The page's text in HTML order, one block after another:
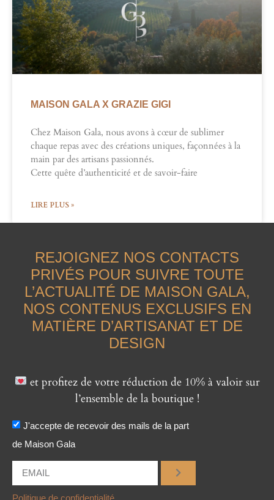
MAISON GALA X GRAZIE GIGI
Chez Maison Gala, nous avons à cœur de sublimer
chaque repas avec des créations uniques, façonnées à la
main par des artisans passionnés.
Cette quête d’authenticité et de savoir-faire
LIRE PLUS »
REJOIGNEZ NOS CONTACTS
PRIVÉS POUR SUIVRE TOUTE
L’ACTUALITÉ DE MAISON GALA,
NOS CONTENUS EXCLUSIFS EN
MATIÈRE D’ARTISANAT ET DE
DESIGN
et profitez de votre réduction de 10% à valoir sur
l’ensemble de la boutique !
J'accepte de recevoir des mails de la part
de Maison Gala
Politique de confidentialité